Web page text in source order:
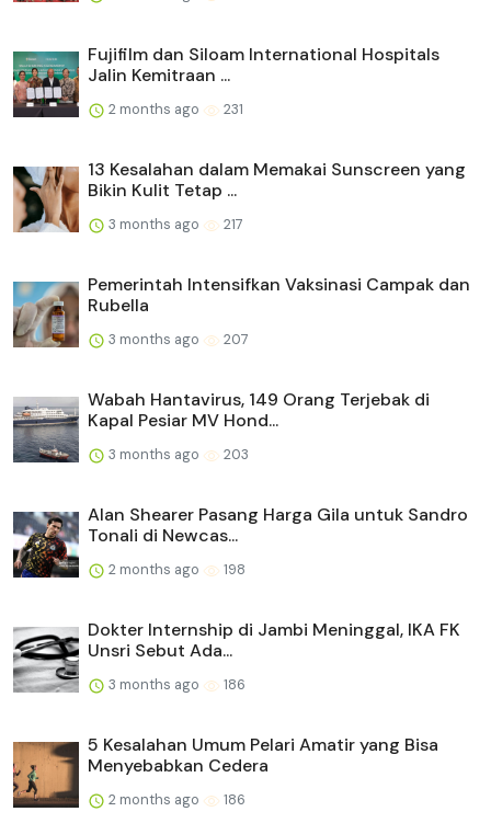
Fujifilm dan Siloam International Hospitals
Jalin Kemitraan ...
2 months ago 231
13 Kesalahan dalam Memakai Sunscreen yang
Bikin Kulit Tetap ...
3 months ago 217
Pemerintah Intensifkan Vaksinasi Campak dan
Rubella
3 months ago 207
Wabah Hantavirus, 149 Orang Terjebak di
Kapal Pesiar MV Hond...
3 months ago 203
Alan Shearer Pasang Harga Gila untuk Sandro
Tonali di Newcas...
2 months ago 198
Dokter Internship di Jambi Meninggal, IKA FK
Unsri Sebut Ada...
3 months ago 186
5 Kesalahan Umum Pelari Amatir yang Bisa
Menyebabkan Cedera
2 months ago 186